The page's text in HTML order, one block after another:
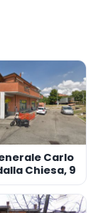
Carlo
Chiesa, 9